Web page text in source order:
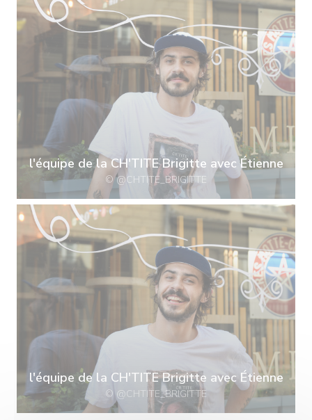
l'équipe de la CH'TITE Brigitte avec Étienne
© @CHTITE_BRIGITTE
l'équipe de la CH'TITE Brigitte avec Étienne
© @CHTITE_BRIGITTE